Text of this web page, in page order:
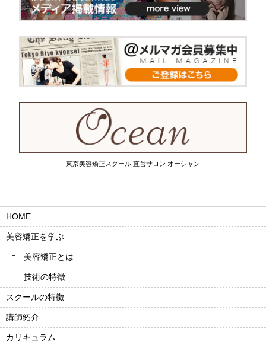
東京美容矯正スクール 直営サロン オーシャン
HOME
美容矯正を学ぶ
美容矯正とは
技術の特徴
スクールの特徴
講師紹介
カリキュラム